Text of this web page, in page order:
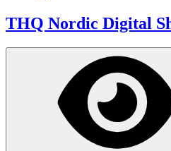
THQ Nordic Digital